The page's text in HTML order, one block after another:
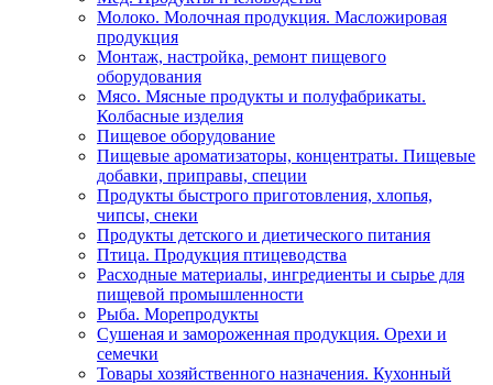
Молоко. Молочная продукция. Масложировая
продукция
Монтаж, настройка, ремонт пищевого
оборудования
Мясо. Мясные продукты и полуфабрикаты.
Колбасные изделия
Пищевое оборудование
Пищевые ароматизаторы, концентраты. Пищевые
добавки, приправы, специи
Продукты быстрого приготовления, хлопья,
чипсы, снеки
Продукты детского и диетического питания
Птица. Продукция птицеводства
Расходные материалы, ингредиенты и сырье для
пищевой промышленности
Рыба. Морепродукты
Сушеная и замороженная продукция. Орехи и
семечки
Товары хозяйственного назначения. Кухонный